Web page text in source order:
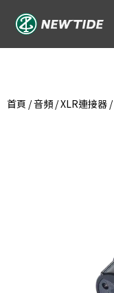
首頁 /音頻 /XLR連接器 /